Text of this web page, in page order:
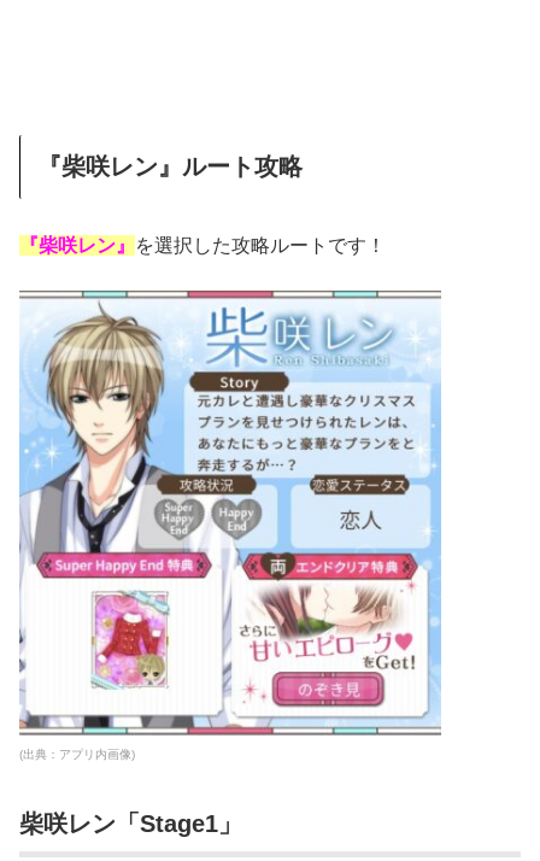
『柴咲レン』ルート攻略
『柴咲レン』 を選択した攻略ルートです！
(出典：アプリ内画像)
柴咲レン「Stage1」